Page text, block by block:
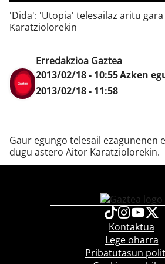
'Dida': 'Utopia' telesailaz aritu
Karatziolorekin
Erredakzioa Gaztea
2013/02/18 - 10:55Azken
2013/02/18 - 11:58
Gaur egungo telesail ezagunenen
dugu astero Aitor Karatziolorekin.
Kontaktua
Lege oharra
Pribatutasun